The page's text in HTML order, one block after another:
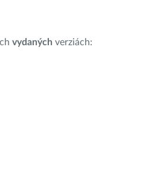
vydaných verziách: